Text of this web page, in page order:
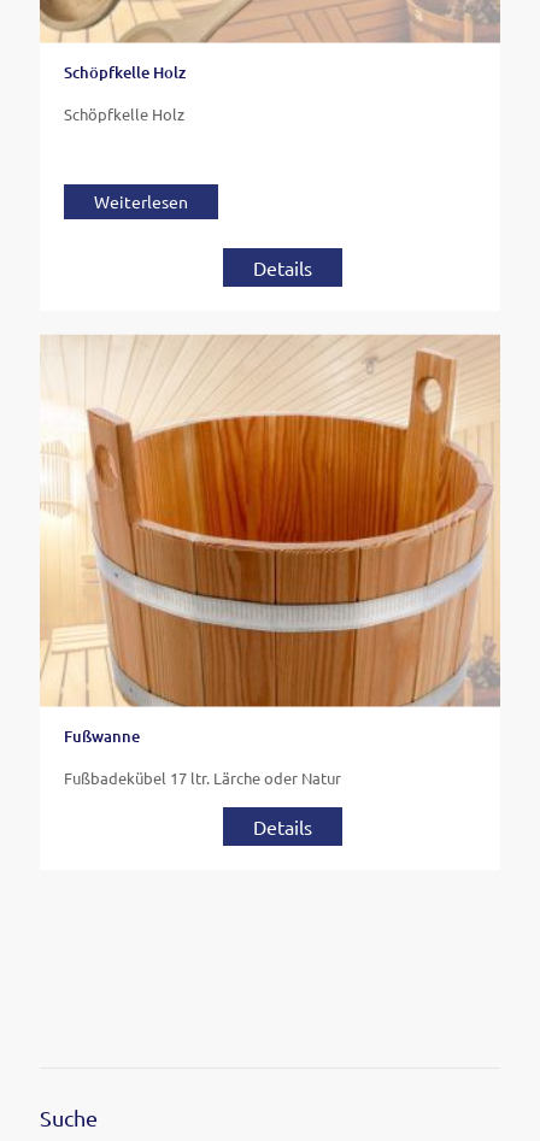
Schöpfkelle Holz
Schöpfkelle Holz
Weiterlesen
Details
Fußwanne
Fußbadekübel 17 ltr. Lärche oder Natur
Details
Suche